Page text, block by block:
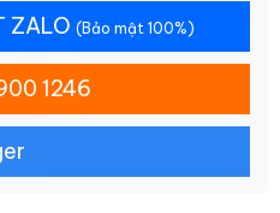
ZALO (Bảo mật 100%)
1246